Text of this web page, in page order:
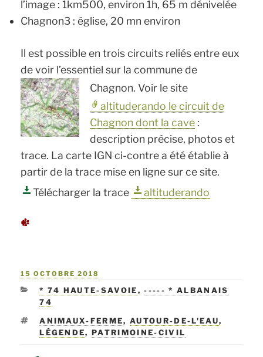
l’image : 1km500, environ 1h, 65 m dénivelée
Chagnon3 : église, 20 mn environ
Il est possible en trois circuits reliés entre eux
de voir l’essentiel sur la commune de
Chagnon. Voir le site
altituderando le circuit de
Chagnon dont la cave:
description précise, photos et
trace. La carte IGN ci-contre a été établie à
partir de la trace mise en ligne sur ce site.
Télécharger la trace
altituderando
PUBLIÉ
15 OCTOBRE 2018
CATÉGORIES
* 74 HAUTE-SAVOIE ,----- * ALBANAIS
74
ÉTIQUETTES
ANIMAUX-FERME,AUTOUR-DE-L'EAU,
LÉGENDE,PATRIMOINE-CIVIL